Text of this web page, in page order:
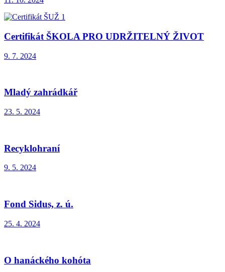
Certifikát ŠKOLA PRO UDRŽITELNÝ ŽIVOT
9. 7. 2024
Mladý zahrádkář
23. 5. 2024
Recyklohraní
9. 5. 2024
Fond Sidus, z. ú.
25. 4. 2024
O hanáckého kohóta